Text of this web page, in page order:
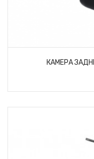
КАМЕРА